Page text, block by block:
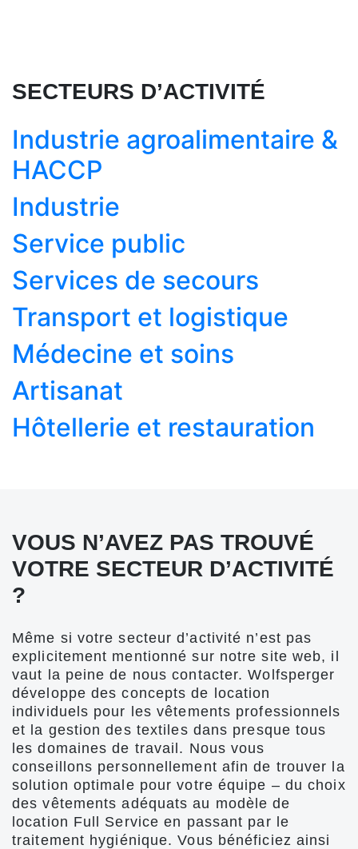
SECTEURS D’ACTIVITÉ
Industrie agroalimentaire &
HACCP
Industrie
Service public
Services de secours
Transport et logistique
Médecine et soins
Artisanat
Hôtellerie et restauration
VOUS N’AVEZ PAS TROUVÉ
VOTRE SECTEUR D’ACTIVITÉ
?
Même si votre secteur d’activité n’est pas
explicitement mentionné sur notre site web, il
vaut la peine de nous contacter. Wolfsperger
développe des concepts de location
individuels pour les vêtements professionnels
et la gestion des textiles dans presque tous
les domaines de travail. Nous vous
conseillons personnellement afin de trouver la
solution optimale pour votre équipe – du choix
des vêtements adéquats au modèle de
location Full Service en passant par le
traitement hygiénique. Vous bénéficiez ainsi